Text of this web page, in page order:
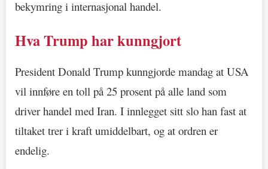
bekymring i internasjonal handel.
Hva Trump har kunngjort
President Donald Trump kunngjorde mandag at USA
vil innføre en toll på 25 prosent på alle land som
driver handel med Iran. I innlegget sitt slo han fast at
tiltaket trer i kraft umiddelbart, og at ordren er
endelig.